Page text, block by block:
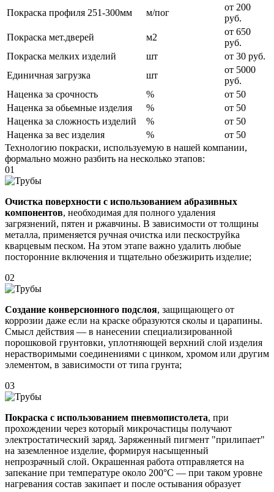
Покраска профиля 251-300мм
м/пог
от 200
руб.
Покраска мет.дверей
м2
от 650
руб.
Покраска мелких изделий
шт
от 30 руб.
Единичная загрузка
шт
от 5000
руб.
Наценка за срочность
%
от 50
Наценка за обьемные изделия
%
от 50
Наценка за сложность изделий
%
от 50
Наценка за вес изделия
%
от 50
Технологию покраски, используемую в нашей компании,
формально можно разбить на несколько этапов:
01
Очистка поверхности с использованием абразивных
компонентов, необходимая для полного удаления
загрязнений, пятен и ржавчины. В зависимости от толщины
металла, применяется ручная очистка или пескоструйка
кварцевым песком. На этом этапе важно удалить любые
посторонние включения и тщательно обезжирить изделие;
02
Создание конверсионного подслоя, защищающего от
коррозии даже если на краске образуются сколы и царапины.
Смысл действия — в нанесении специализированной
порошковой грунтовки, уплотняющей верхний слой изделия
нерастворимыми соединениями с цинком, хромом или другим
элементом, в зависимости от типа грунта;
03
Покраска с использованием пневмопистолета, при
прохождении через который микрочастицы получают
электростатический заряд. Заряженный пигмент "прилипает"
на заземленное изделие, формируя насыщенный
непрозрачный слой. Окрашенная работа отправляется на
запекание при температуре около 200°С — при таком уровне
нагревания состав закипает и после остывания образует